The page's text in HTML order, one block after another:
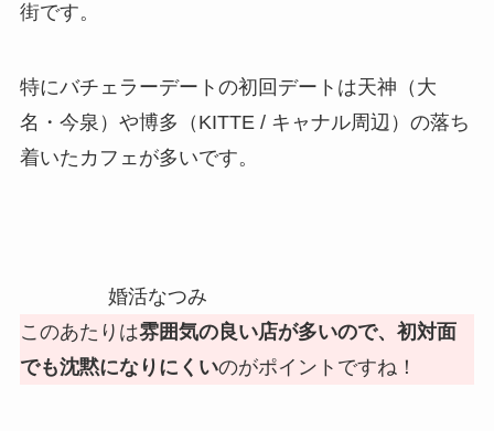
街です。
特にバチェラーデートの初回デートは天神（大
名・今泉）や博多（KITTE / キャナル周辺）の落ち
着いたカフェが多いです。
婚活なつみ
このあたりは雰囲気の良い店が多いので、初対面
でも沈黙になりにくいのがポイントですね！